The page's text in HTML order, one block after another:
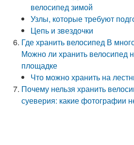
велосипед зимой
Узлы, которые требуют
Цепь и звездочки
Где хранить велосипед В
Можно ли хранить велосипед
площадке
Что можно хранить на
Почему нельзя хранить
суеверия: какие фотографии